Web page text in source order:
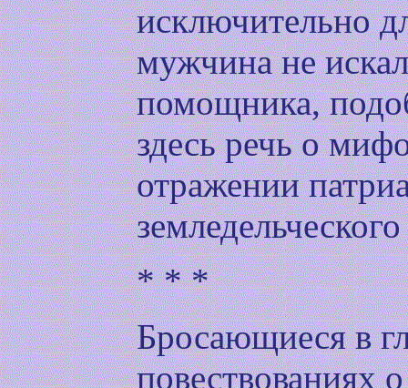
исключительно
мужчина не
помощника,
здесь речь о
отражении
* * *
Бросающиеся в
повествованиях